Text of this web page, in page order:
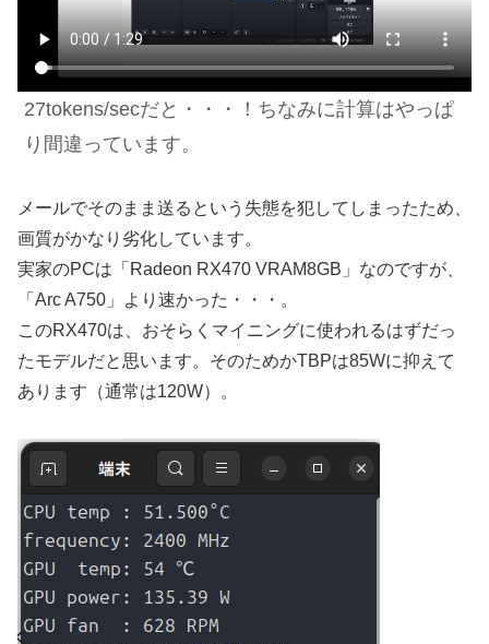
27tokens/secだと・・・！ ちなみに計算はやっぱ
り間違っています。
メールでそのまま送るという失態を犯してしまったため、
画質がかなり劣化しています。
実家のPCは「Radeon RX470 VRAM8GB」なのですが、
「Arc A750」より速かった・・・。
このRX470は、おそらくマイニングに使われるはずだっ
たモデルだと思います。そのためかTBPは85Wに抑えて
あります（通常は120W）。